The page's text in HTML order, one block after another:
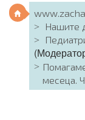
Нашите
месеца.